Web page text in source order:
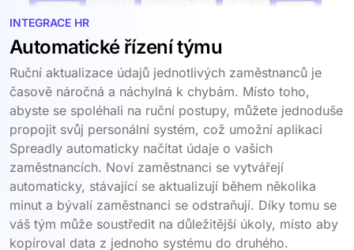
INTEGRACE HR
Automatické řízení týmu
Ruční aktualizace údajů jednotlivých zaměstnanců je
časově náročná a náchylná k chybám. Místo toho,
abyste se spoléhali na ruční postupy, můžete jednoduše
propojit svůj personální systém, což umožní aplikaci
Spreadly automaticky načítat údaje o vašich
zaměstnancích. Noví zaměstnanci se vytvářejí
automaticky, stávající se aktualizují během několika
minut a bývalí zaměstnanci se odstraňují. Díky tomu se
váš tým může soustředit na důležitější úkoly, místo aby
kopíroval data z jednoho systému do druhého.